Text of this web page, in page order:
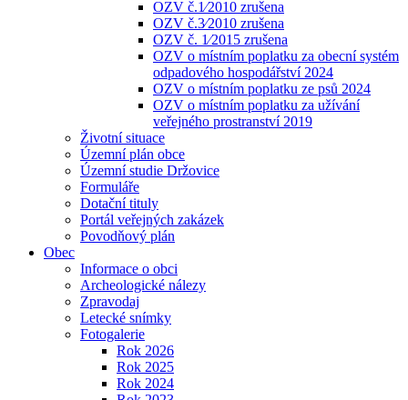
OZV č.1⁄2010 zrušena
OZV č.3⁄2010 zrušena
OZV č. 1⁄2015 zrušena
OZV o místním poplatku za obecní systém
odpadového hospodářství 2024
OZV o místním poplatku ze psů 2024
OZV o místním poplatku za užívání
veřejného prostranství 2019
Životní situace
Územní plán obce
Územní studie Držovice
Formuláře
Dotační tituly
Portál veřejných zakázek
Povodňový plán
Obec
Informace o obci
Archeologické nálezy
Zpravodaj
Letecké snímky
Fotogalerie
Rok 2026
Rok 2025
Rok 2024